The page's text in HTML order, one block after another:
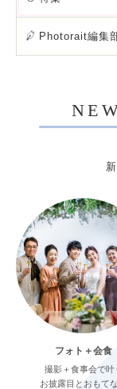
Photorait編集
フォト＋会食
撮影＋食事会で叶
お披露目とおもて